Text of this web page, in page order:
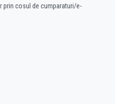
prin cosul de cumparaturi/e-